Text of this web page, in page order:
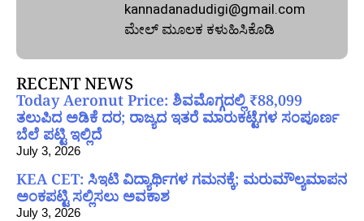
kannadanadudigi@gmail.com
ಮೇಲ್‌ ಮೂಲಕ ಕಳುಹಿಸಿಕೊಡಿ
RECENT NEWS
Today Aeronut Price: ಶಿವಮೊಗ್ಗದಲ್ಲಿ ₹88,099
ತಲುಪಿದ ಅಡಿಕೆ ದರ; ರಾಜ್ಯದ ಇತರೆ ಮಾರುಕಟ್ಟೆಗಳ ಸಂಪೂರ್ಣ
ಬೆಲೆ ಪಟ್ಟಿ ಇಲ್ಲಿದೆ
July 3, 2026
KEA CET: ಸಿಇಟಿ ವಿದ್ಯಾರ್ಥಿಗಳ ಗಮನಕ್ಕೆ; ಮರುಮೌಲ್ಯಮಾಪನ
ಅಂಕಪಟ್ಟಿ ಸಲ್ಲಿಸಲು ಅವಕಾಶ
July 3, 2026